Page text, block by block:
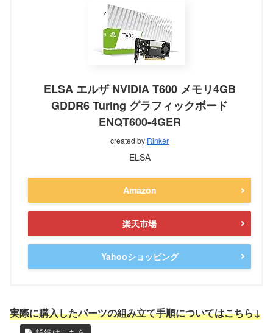
ELSA エルザ NVIDIA T600 メモリ4GB
GDDR6 Turing グラフィックボード
ENQT600-4GER
created by Rinker
ELSA
Amazon
楽天市場
Yahooショッピング
実際に購入したパーツの組み立て手順についてはこちら↓